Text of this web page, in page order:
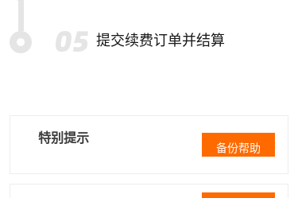
提交续费订单并结算
特别提示
备份帮助